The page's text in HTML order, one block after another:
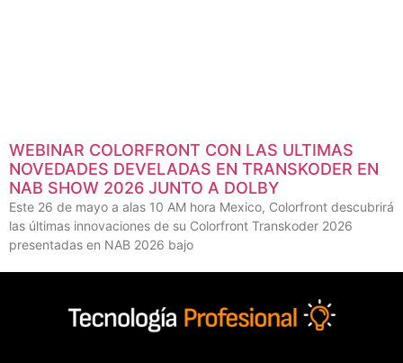
WEBINAR COLORFRONT CON LAS ULTIMAS
NOVEDADES DEVELADAS EN TRANSKODER EN
NAB SHOW 2026 JUNTO A DOLBY
Este 26 de mayo a alas 10 AM hora Mexico, Colorfront descubrirá
las últimas innovaciones de su Colorfront Transkoder 2026
presentadas en NAB 2026 bajo